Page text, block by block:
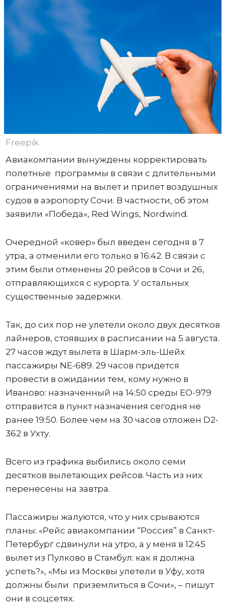
Freepik
Авиакомпании вынуждены корректировать
полетные программы в связи с длительными
ограничениями на вылет и прилет воздушных
судов в аэропорту Сочи. В частности, об этом
заявили «Победа», Red Wings, Nordwind.
Очередной «ковер» был введен сегодня в 7
утра, а отменили его только в 16:42. В связи с
этим были отменены 20 рейсов в Сочи и 26,
отправляющихся с курорта. У остальных
существенные задержки.
Так, до сих пор не улетели около двух десятков
лайнеров, стоявших в расписании на 5 августа.
27 часов ждут вылета в Шарм-эль-Шейх
пассажиры NE-689. 29 часов придется
провести в ожидании тем, кому нужно в
Иваново: назначенный на 14:50 среды ЕО-979
отправится в пункт назначения сегодня не
ранее 19:50. Более чем на 30 часов отложен D2-
362 в Ухту.
Всего из графика выбились около семи
десятков вылетающих рейсов. Часть из них
перенесены на завтра.
Пассажиры жалуются, что у них срываются
планы: «Рейс авиакомпании “Россия” в Санкт-
Петербург сдвинули на утро, а у меня в 12:45
вылет из Пулково в Стамбул: как я должна
успеть?», «Мы из Москвы улетели в Уфу, хотя
должны были приземлиться в Сочи», – пишут
они в соцсетях.